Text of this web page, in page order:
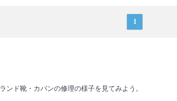
1
ンド靴・カバンの修理の様子を見てみよう。